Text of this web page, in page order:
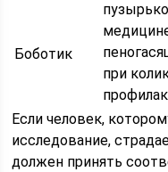
Боботик
при
Если человек,
исследование,
должен принять